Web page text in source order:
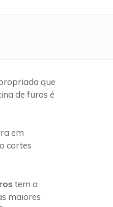
que
de furos é
em
cortes
tem a
maiores